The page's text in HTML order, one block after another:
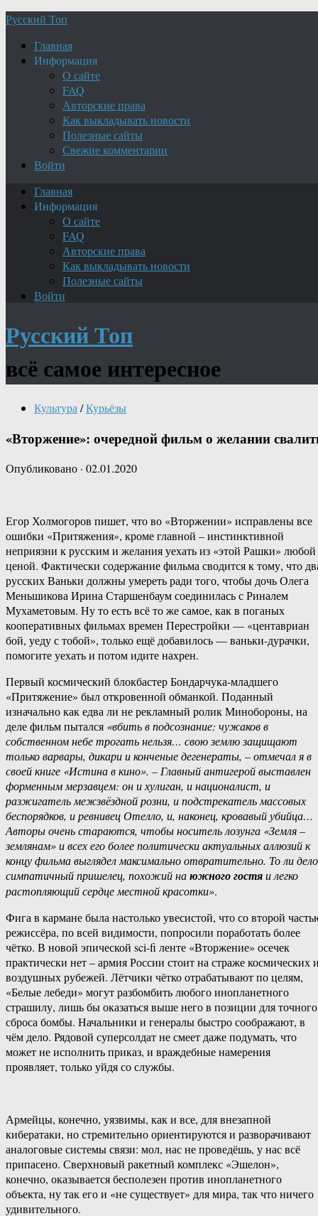
Русский Топ
Главная
Информация
О сайте
FAQ
Авторские права
Как выкладывать новости
Полезные сайты
Свежие комментарии
Войти
Главная
Информация
О сайте
FAQ
Авторские права
Как выкладывать новости
Полезные сайты
Войти
Русский Топ
всё самое интересное
Культура /Курьёзы
«Вторжение»: очередной фильм о желании
Опубликовано · 02.01.2020
Егор Холмогоров пишет, что во «Вторжении» исправлены все
ошибки «Притяжения», кроме главной – инстинктивной
неприязни к русским и желания уехать из «этой Рашки» любой
ценой. Фактически содержание фильма сводится к тому, что
русских Ваньки должны умереть ради того, чтобы дочь Олега
Меньшикова Ирина Старшенбаум соединилась с Риналем
Мухаметовым. Ну то есть всё то же самое, как в поганых
кооперативных фильмах времен Перестройки — «центавриан
бой, уеду с тобой», только ещё добавилось — ваньки-дурачки,
помогите уехать и потом идите нахрен.
Первый космический блокбастер Бондарчука-младшего
«Притяжение» был откровенной обманкой. Поданный
изначально как едва ли не рекламный ролик Минобороны, на
деле фильм пытался «вбить в подсознание: чужаков в
собственном небе трогать нельзя… свою землю защищают
только варвары, дикари и конченые дегенераты, – отмечал я в
своей книге «Истина в кино». – Главный антигерой выставлен
форменным мерзавцем: он и хулиган, и националист, и
разжигатель межзвёздной розни, и подстрекатель массовых
беспорядков, и ревнивец Отелло, и, наконец, кровавый убийца…
Авторы очень стараются, чтобы носитель лозунга «Земля –
землянам» и всех его более политически актуальных аллюзий к
концу фильма выглядел максимально отвратительно. То ли дело
симпатичный пришелец, похожий наюжного гостяи легко
растопляющий сердце местной красотки».
Фига в кармане была настолько увесистой, что со второй
режиссёра, по всей видимости, попросили поработать более
чётко. В новой эпической sci-fi ленте «Вторжение» осечек
практически нет – армия России стоит на страже космических
воздушных рубежей. Лётчики чётко отрабатывают по целям,
«Белые лебеди» могут разбомбить любого инопланетного
страшилу, лишь бы оказаться выше него в позиции для точного
сброса бомбы. Начальники и генералы быстро соображают, в
чём дело. Рядовой суперсолдат не смеет даже подумать, что
может не исполнить приказ, и враждебные намерения
проявляет, только уйдя со службы.
Армейцы, конечно, уязвимы, как и все, для внезапной
кибератаки, но стремительно ориентируются и разворачивают
аналоговые системы связи: мол, нас не проведёшь, у нас всё
припасено. Сверхновый ракетный комплекс «Эшелон»,
конечно, оказывается бесполезен против инопланетного
объекта, ну так его и «не существует» для мира, так что ничего
удивительного.